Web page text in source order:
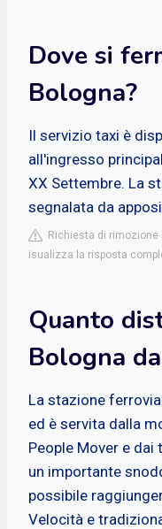
Dove si
Bologna?
Il servizio taxi è
all'ingresso
XX Settembre. La
segnalata da
Richiesta di rimozione
isualizza la risposta
Quanto
Bologna
La stazione
ed è servita dalla
People Mover e dai
un importante
possibile
Velocità e